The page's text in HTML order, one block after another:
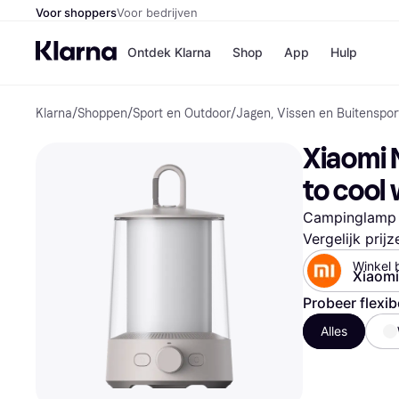
Voor shoppersVoor bedrijven
Ontdek Klarna Shop
Winkels
Bol
H&M
App Hulp
Klarna/Shoppen/Sport en Outdoor/Jagen, Vissen en
Xiaomi
to cool
Campinglamp
Vergelijk
Winkel
Probeer
Alles